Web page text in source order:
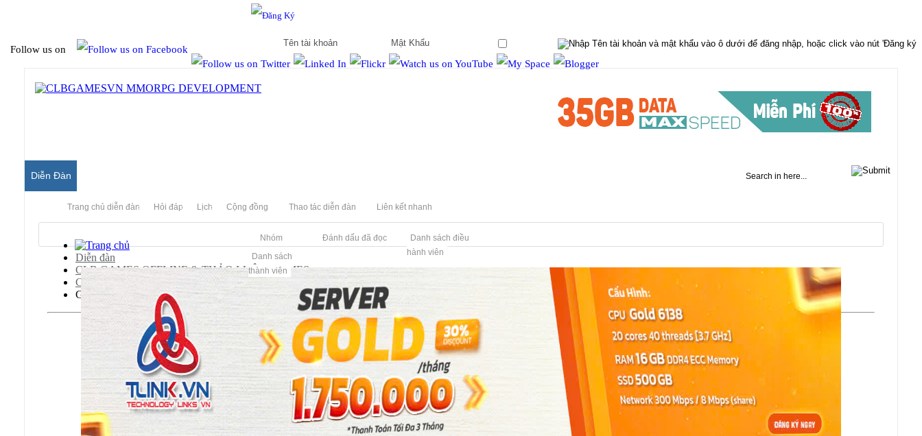
Follow us on
Diễn Đàn
Trang chủ diễn đàn Hỏi đáp Lịch Cộng đồng
Nhóm
Danh sách
thành viên
Thao tác diễn đàn
Đánh dấu đã đọc
Liên kết nhanh
Danh sách điều
hành viên
Diễn đàn
CLB GAMES OFFLINE & THẢO LUẬN GAMES
CLB PC GAMES
Game Phiêu Lưu - Kinh Dị